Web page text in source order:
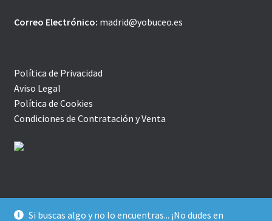
Correo Electrónico: madrid@yobuceo.es
Política de Privacidad
Aviso Legal
Política de Cookies
Condiciones de Contratación y Venta
Si buscas algo y no lo encuentras... ¡No dudes en